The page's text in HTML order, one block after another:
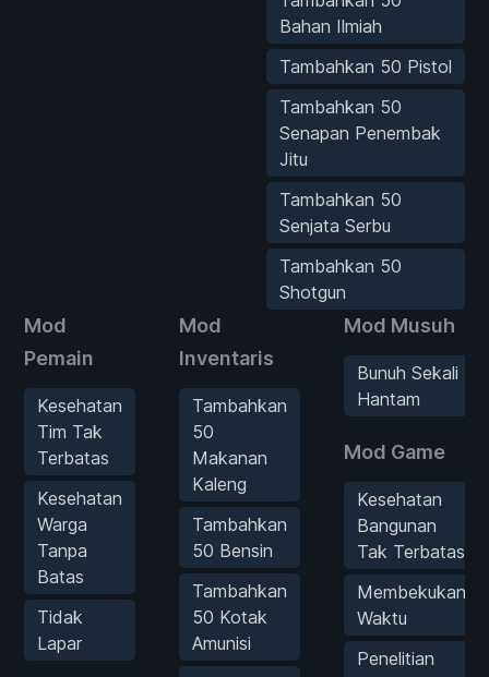
Bahan Ilmiah
Tambahkan 50 Pistol
Tambahkan 50
Senapan Penembak
Jitu
Tambahkan 50
Senjata Serbu
Tambahkan 50
Shotgun
Mod
Pemain
Kesehatan
Tim Tak
Terbatas
Kesehatan
Warga
Tanpa
Batas
Tidak
Lapar
Mod
Inventaris
Tambahkan
50
Makanan
Kaleng
Tambahkan
50 Bensin
Tambahkan
50 Kotak
Amunisi
Mod Musuh
Bunuh Sekali
Hantam
Mod Game
Kesehatan
Bangunan
Tak Terbatas
Membekukan
Waktu
Penelitian